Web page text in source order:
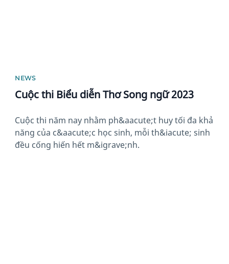
NEWS
Cuộc thi Biểu diễn Thơ Song ngữ 2023
Cuộc thi năm nay nhằm ph&aacute;t huy tối đa khả
năng của c&aacute;c học sinh, mỗi th&iacute; sinh
đều cống hiến hết m&igrave;nh.